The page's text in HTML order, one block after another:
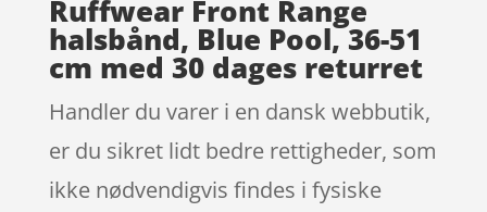
Ruffwear Front Range
halsbånd, Blue Pool, 36-51
cm med 30 dages returret
Handler du varer i en dansk webbutik,
er du sikret lidt bedre rettigheder, som
ikke nødvendigvis findes i fysiske